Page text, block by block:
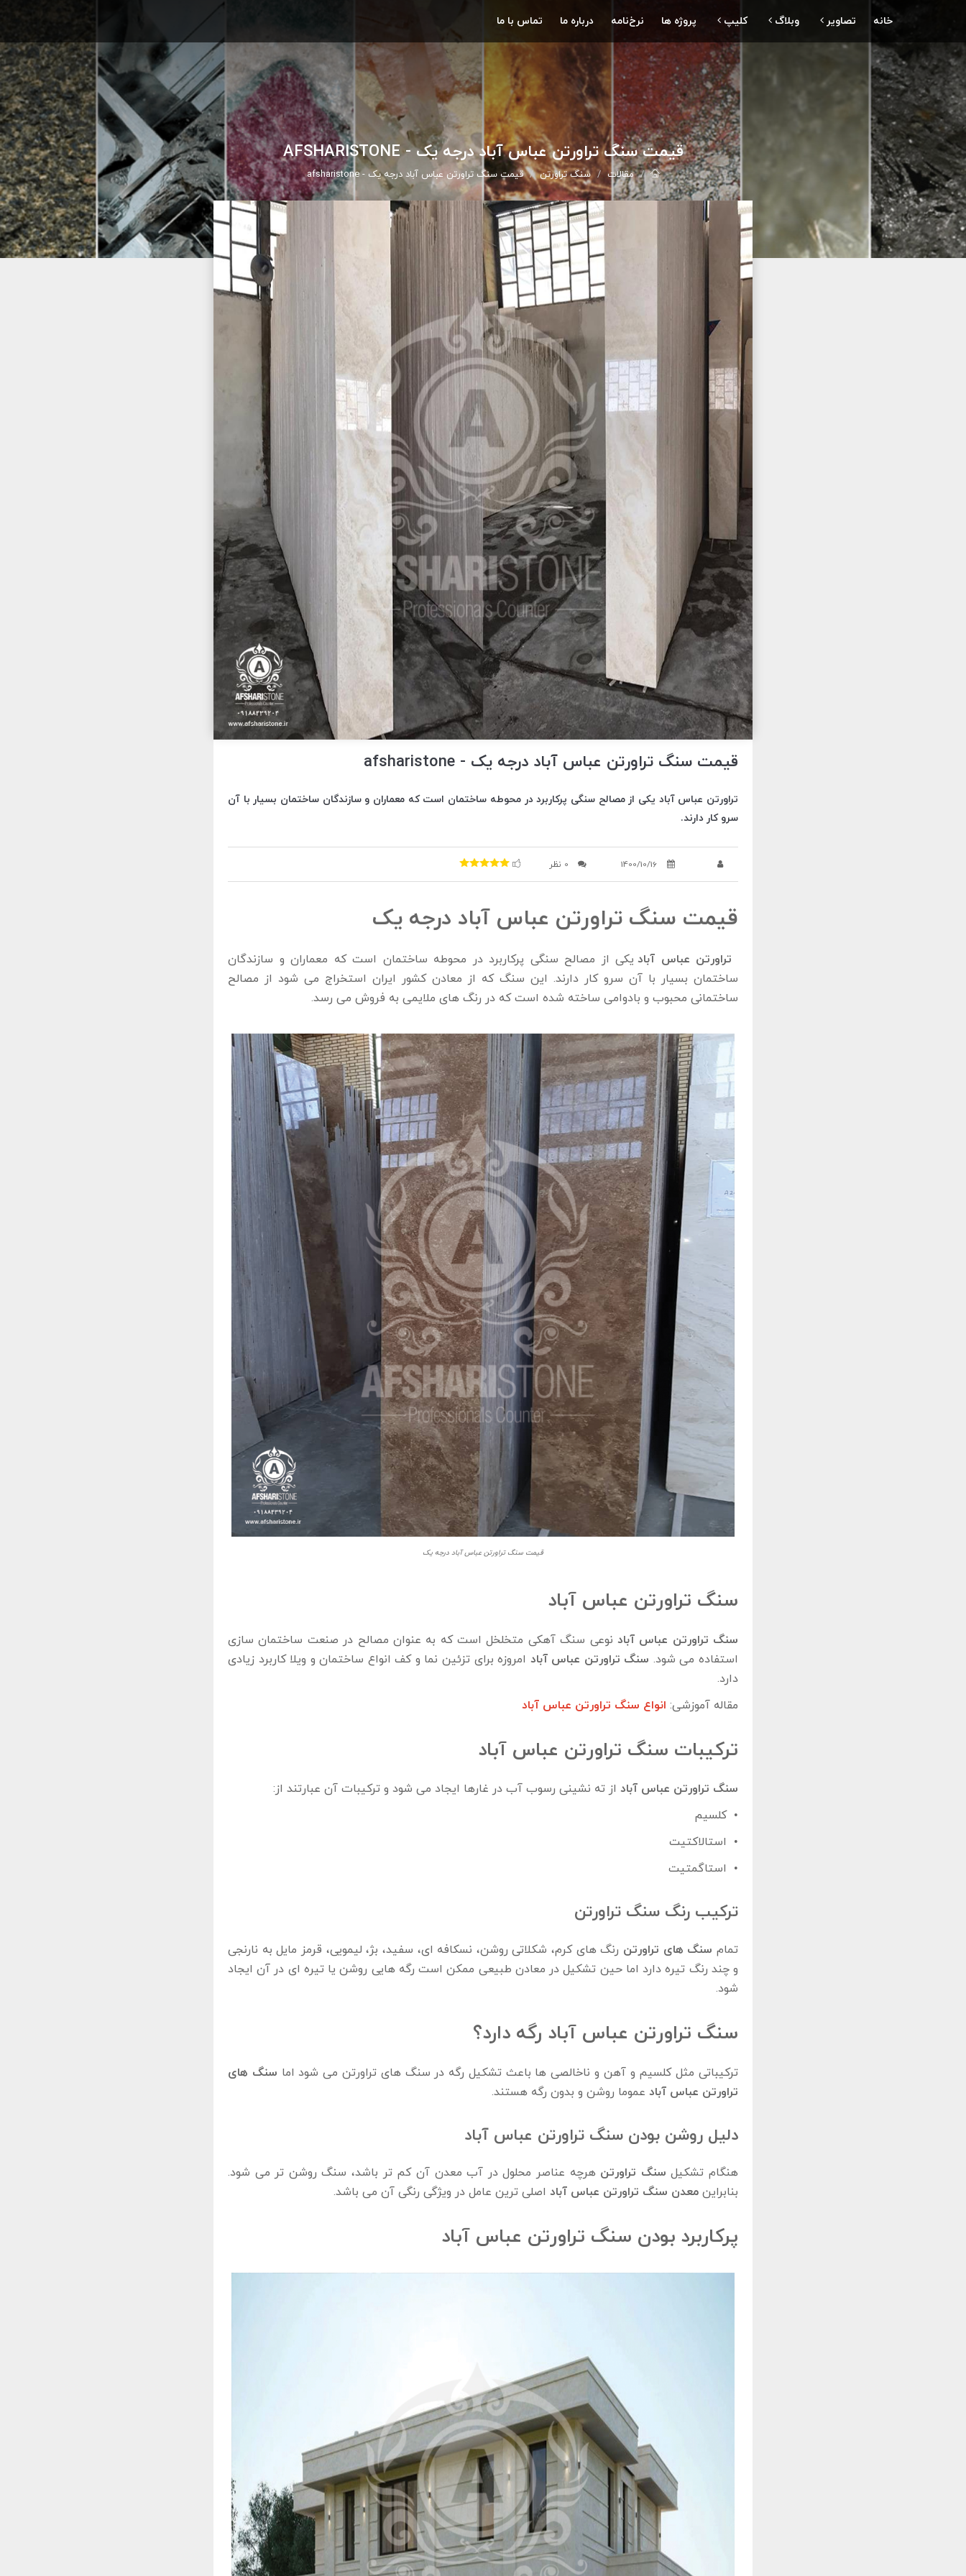
خانه تصاویر وبلاگ کلیپ پروژه ها نرخ‌نامه درباره ما تماس با ما
قیمت سنگ تراورتن عباس آباد درجه یک - AFSHARISTONE
مقالات سنگ تراورتن قیمت سنگ تراورتن عباس آباد درجه یک - afsharistone
قیمت سنگ تراورتن عباس آباد درجه یک - afsharistone
تراورتن عباس آباد یکی از مصالح سنگی پرکاربرد در محوطه ساختمان است که معماران و سازندگان ساختمان بسیار با آن
سرو کار دارند.
1400/10/16 0 نظر
قیمت سنگ تراورتن عباس آباد درجه یک
تراورتن عباس آباد یکی از مصالح سنگی پرکاربرد در محوطه ساختمان است که معماران و سازندگان
ساختمان بسیار با آن سرو کار دارند. این سنگ که از معادن کشور ایران استخراج می‌ شود از مصالح
ساختمانی محبوب و بادوامی ساخته شده است که در رنگ های ملایمی به فروش می ‌رسد.
قیمت سنگ تراورتن عباس آباد درجه یک
سنگ تراورتن عباس آباد
سنگ تراورتن عباس آباد نوعی سنگ آهکی متخلخل است که به عنوان مصالح در صنعت ساختمان ‌سازی
استفاده می ‌شود. سنگ تراورتن عباس آباد امروزه برای تزئین نما و کف انواع ساختمان و ویلا کاربرد زیادی
دارد.
مقاله آموزشی: انواع سنگ تراورتن عباس آباد
ترکیبات سنگ تراورتن عباس آباد
سنگ تراورتن عباس آباد از ته ‌نشینی رسوب آب در غارها ایجاد می ‌شود و ترکیبات آن عبارتند از:
• کلسیم
• استالاکتیت
• استاگمتیت
ترکیب رنگ سنگ تراورتن
تمام سنگ‌ های تراورتن رنگ‌ های کرم، شکلاتی روشن، نسکافه ‌ای، سفید، بژ، لیمویی، قرمز مایل به نارنجی
و چند رنگ تیره دارد اما حین تشکیل در معادن طبیعی ممکن است رگه‌ هایی روشن یا تیره ‌ای در آن ایجاد
شود.
سنگ تراورتن عباس‌ آباد رگه دارد؟
ترکیباتی مثل کلسیم و آهن و ناخالصی‌ ها باعث تشکیل رگه در سنگ ‌های تراورتن می ‌شود اما سنگ‌ های
تراورتن عباس آباد عموما روشن و بدون رگه‌ هستند.
دلیل روشن بودن سنگ تراورتن عباس آباد
هنگام تشکیل سنگ تراورتن هرچه عناصر محلول در آب معدن آن کم ‌تر باشد، سنگ روشن ‌تر می ‌شود.
بنابراین معدن سنگ تراورتن عباس آباد اصلی ‌ترین عامل در ویژگی رنگی آن می باشد.
پرکاربرد بودن سنگ تراورتن عباس آباد